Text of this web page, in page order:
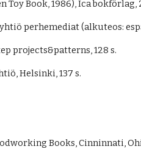
Book, 1986), Ica bokförlag,
perhemediat (alkuteos:
projects&patterns, 128 s.
Helsinki, 137 s.
Books, Cinninnati,